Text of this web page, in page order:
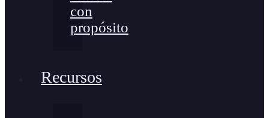
con
propósito
Recursos